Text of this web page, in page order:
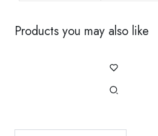
Products you may also like